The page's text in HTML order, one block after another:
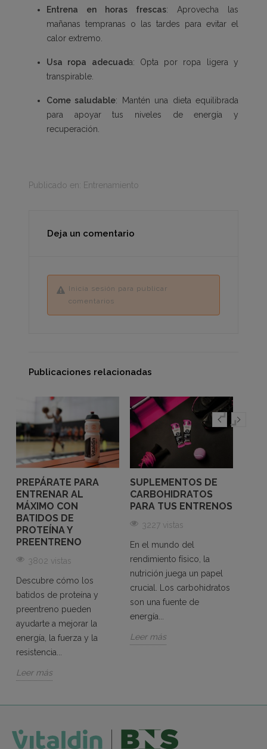
Entrena en horas frescas: Aprovecha las
mañanas tempranas o las tardes para evitar el
calor extremo.
Usa ropa adecuada: Opta por ropa ligera y
transpirable.
Come saludable: Mantén una dieta equilibrada
para apoyar tus niveles de energía y
recuperación.
Publicado en: Entrenamiento
Deja un comentario
Inicia sesión para publicar
comentarios
Publicaciones relacionadas
PREPÁRATE PARA
ENTRENAR AL
MÁXIMO CON
BATIDOS DE
PROTEÍNA Y
PREENTRENO
3802 vistas
Descubre cómo los
batidos de proteína y
preentreno pueden
ayudarte a mejorar la
energía, la fuerza y la
resistencia...
Leer más
SUPLEMENTOS DE
CARBOHIDRATOS
PARA TUS ENTRENOS
3227 vistas
En el mundo del
rendimiento físico, la
nutrición juega un papel
crucial. Los carbohidratos
son una fuente de
energía...
Leer más